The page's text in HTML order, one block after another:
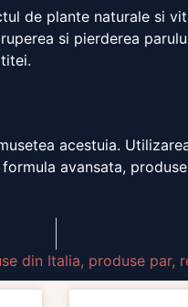
de plante naturale si
si pierderea
acestuia.
avansata,
din Italia, produse par,